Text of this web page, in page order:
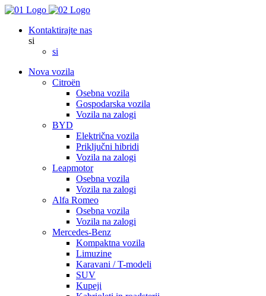
Kontaktirajte nas
si
si
Nova vozila
Citroën
Osebna vozila
Gospodarska vozila
Vozila na zalogi
BYD
Električna vozila
Priključni hibridi
Vozila na zalogi
Leapmotor
Osebna vozila
Vozila na zalogi
Alfa Romeo
Osebna vozila
Vozila na zalogi
Mercedes-Benz
Kompaktna vozila
Limuzine
Karavani / T-modeli
SUV
Kupeji